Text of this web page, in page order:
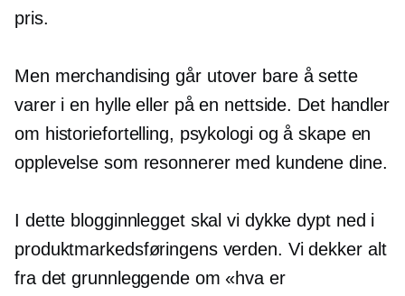
pris.
Men merchandising går utover bare å sette
varer i en hylle eller på en nettside. Det handler
om historiefortelling, psykologi og å skape en
opplevelse som resonnerer med kundene dine.
I dette blogginnlegget skal vi dykke dypt ned i
produktmarkedsføringens verden. Vi dekker alt
fra det grunnleggende om «hva er